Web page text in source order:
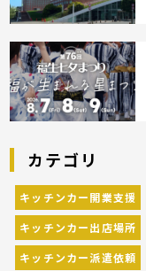
カテゴリ
キッチンカー開業支援
キッチンカー出店場所
キッチンカー派遣依頼